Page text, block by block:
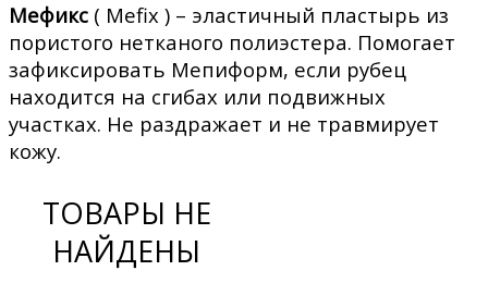
Мефикс ( Mefix ) – эластичный пластырь из
пористого нетканого полиэстера. Помогает
зафиксировать Мепиформ, если рубец
находится на сгибах или подвижных
участках. Не раздражает и не травмирует
кожу.
ТОВАРЫ НЕ
НАЙДЕНЫ